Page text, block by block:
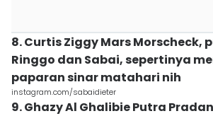
8. Curtis Ziggy Mars Morscheck,
Ringgo dan Sabai, sepertinya
paparan sinar matahari nih
instagram.com/sabaidieter
9. Ghazy Al Ghalibie Putra